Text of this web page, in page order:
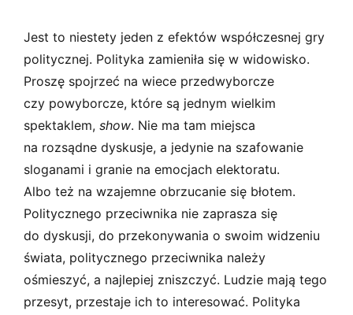
Jest to niestety jeden z efektów współczesnej gry
politycznej. Polityka zamieniła się w widowisko.
Proszę spojrzeć na wiece przedwyborcze
czy powyborcze, które są jednym wielkim
spektaklem, show. Nie ma tam miejsca
na rozsądne dyskusje, a jedynie na szafowanie
sloganami i granie na emocjach elektoratu.
Albo też na wzajemne obrzucanie się błotem.
Politycznego przeciwnika nie zaprasza się
do dyskusji, do przekonywania o swoim widzeniu
świata, politycznego przeciwnika należy
ośmieszyć, a najlepiej zniszczyć. Ludzie mają tego
przesyt, przestaje ich to interesować. Polityka